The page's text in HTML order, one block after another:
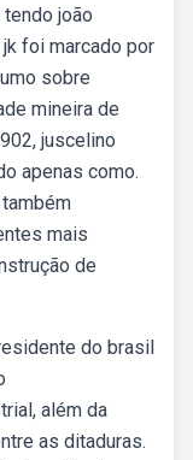
joão
foi marcado por
sobre
mineira de
juscelino
apenas como.
mais
de
do brasil
além da
as ditaduras.